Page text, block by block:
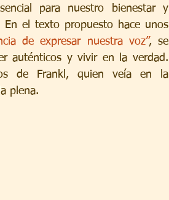
para nuestro bienestar y
En el texto propuesto hace unos
de expresar nuestra voz”, se
auténticos y vivir en la verdad.
de Frankl, quien veía en la
plena.